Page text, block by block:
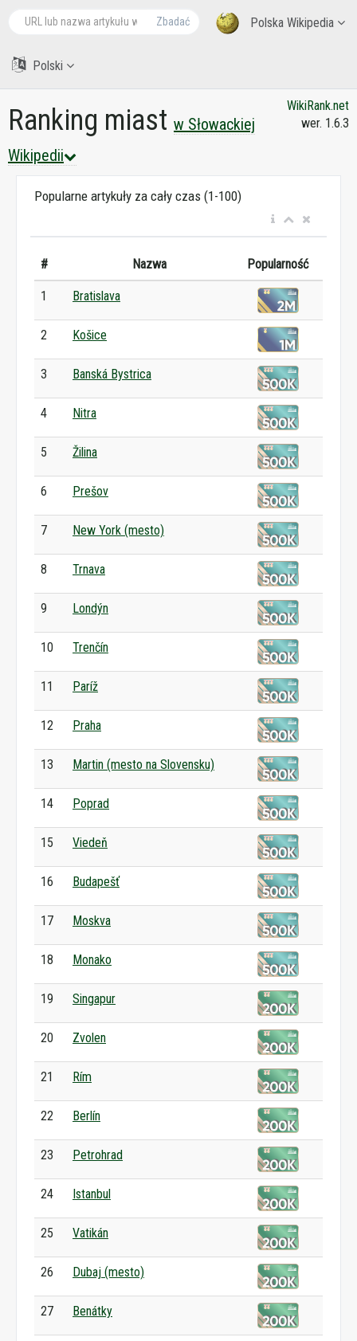
Polska Wikipedia
Zbadać
Polski
Ranking miast w Słowackiej
Wikipedii
WikiRank.net
wer. 1.6.3
Popularne artykuły za cały czas (1-100)
# Nazwa Popularność
1 Bratislava
2 Košice
3 Banská Bystrica
4 Nitra
5 Žilina
6 Prešov
7 New York (mesto)
8 Trnava
9 Londýn
10 Trenčín
11 Paríž
12 Praha
13 Martin (mesto na Slovensku)
14 Poprad
15 Viedeň
16 Budapešť
17 Moskva
18 Monako
19 Singapur
20 Zvolen
21 Rím
22 Berlín
23 Petrohrad
24 Istanbul
25 Vatikán
26 Dubaj (mesto)
27 Benátky